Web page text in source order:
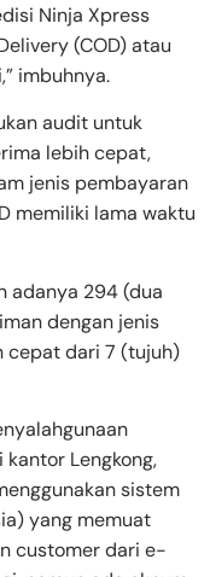
Ninja Xpress
(COD) atau
imbuhnya.
audit untuk
lebih cepat,
jenis pembayaran
memiliki lama waktu
adanya 294 (dua
dengan jenis
cepat dari 7 (tujuh)
Lengkong,
sistem
yang memuat
customer dari e-